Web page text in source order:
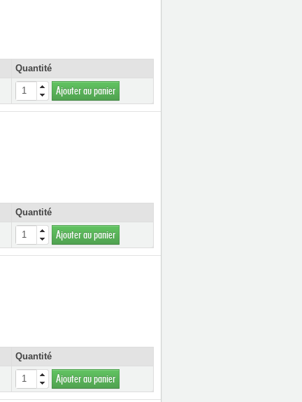
Quantité
Ajouter au panier
Quantité
Ajouter au panier
Quantité
Ajouter au panier